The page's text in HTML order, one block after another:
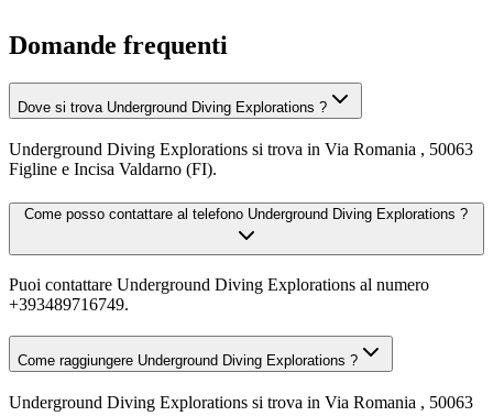
Domande frequenti
Dove si trova Underground Diving Explorations ?
Underground Diving Explorations si trova in Via Romania , 50063
Figline e Incisa Valdarno (FI).
Come posso contattare al telefono Underground Diving Explorations ?
Puoi contattare Underground Diving Explorations al numero
+393489716749.
Come raggiungere Underground Diving Explorations ?
Underground Diving Explorations si trova in Via Romania , 50063